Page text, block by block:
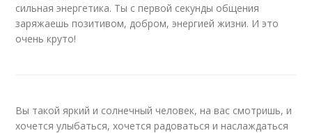
сильная энергетика. Ты с первой секунды общения
заряжаешь позитивом, добром, энергией жизни. И это
очень круто!
Вы такой яркий и солнечный человек, на вас смотришь, и
хочется улыбаться, хочется радоваться и наслаждаться